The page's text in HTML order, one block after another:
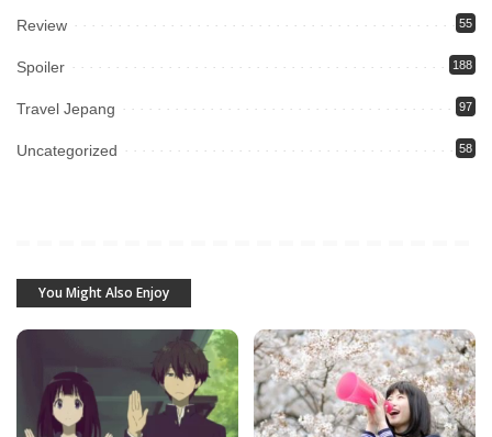
Review 55
Spoiler 188
Travel Jepang 97
Uncategorized 58
You Might Also Enjoy